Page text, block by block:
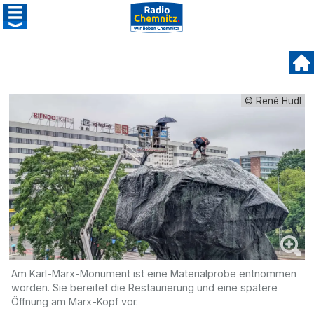
© René Hudl
Am Karl-Marx-Monument ist eine Materialprobe entnommen
worden. Sie bereitet die Restaurierung und eine spätere
Öffnung am Marx-Kopf vor.